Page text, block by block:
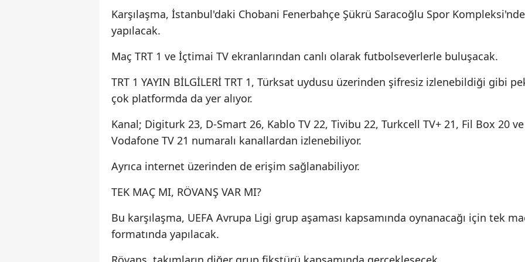
Karşılaşma, İstanbul'daki Chobani Fenerbahçe Şükrü Saracoğlu Spor Kompleksi'nde
yapılacak.
Maç TRT 1 ve İçtimai TV ekranlarından canlı olarak futbolseverlerle buluşacak.
TRT 1 YAYIN BİLGİLERİ TRT 1, Türksat uydusu üzerinden şifresiz izlenebildiği gibi
çok platformda da yer alıyor.
Kanal; Digiturk 23, D-Smart 26, Kablo TV 22, Tivibu 22, Turkcell TV+ 21, Fil Box 20 ve
Vodafone TV 21 numaralı kanallardan izlenebiliyor.
Ayrıca internet üzerinden de erişim sağlanabiliyor.
TEK MAÇ MI, RÖVANŞ VAR MI?
Bu karşılaşma, UEFA Avrupa Ligi grup aşaması kapsamında oynanacağı için tek
formatında yapılacak.